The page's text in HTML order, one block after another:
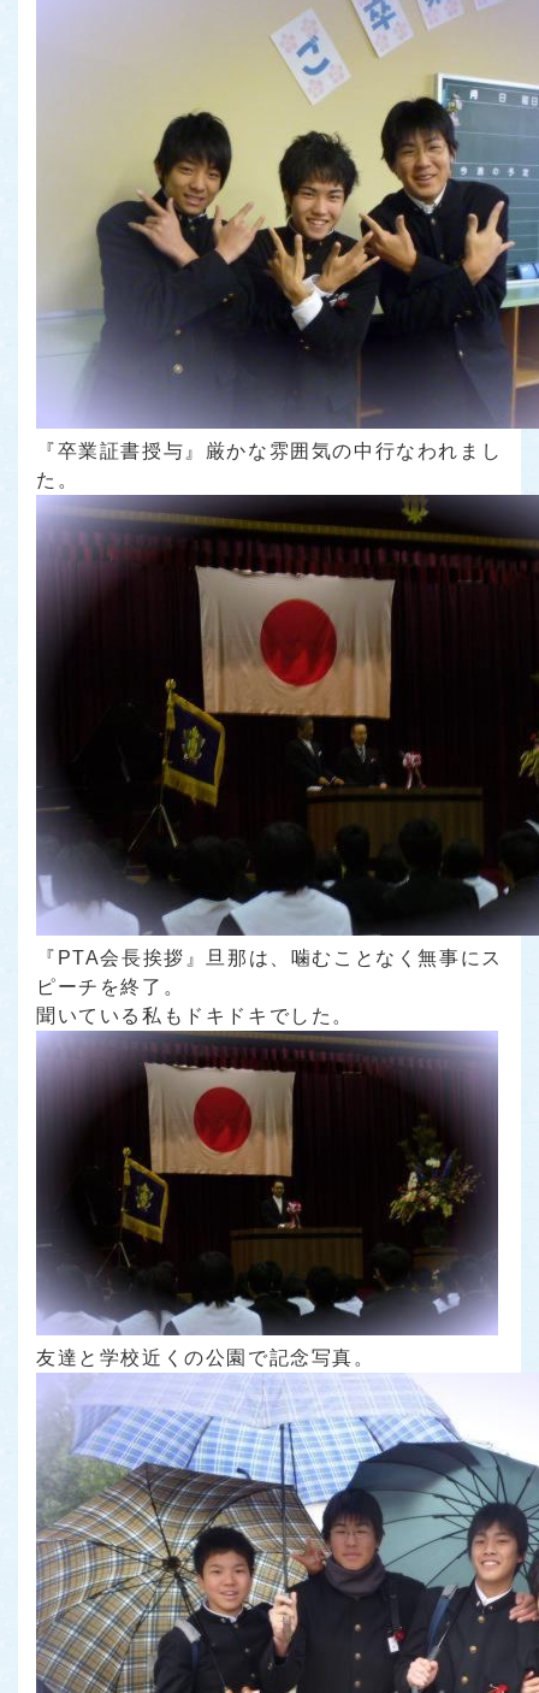
『卒業証書授与』厳かな雰囲気の中行なわれまし
た。
『PTA会長挨拶』旦那は、噛むことなく無事にス
ピーチを終了。
聞いている私もドキドキでした。
友達と学校近くの公園で記念写真。